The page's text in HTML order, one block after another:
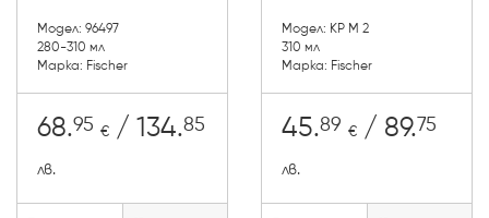
Модел: 96497
280-310 мл
Марка: Fischer
68.95 € / 134.85
лв.
Модел: KP M 2
310 мл
Марка: Fischer
45.89 € / 89.75
лв.